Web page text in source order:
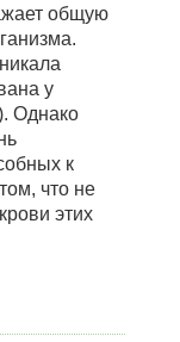
общую
у
Однако
к
что не
этих